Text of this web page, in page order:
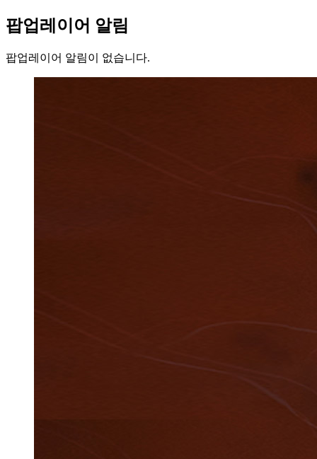
팝업레이어 알림
팝업레이어 알림이 없습니다.